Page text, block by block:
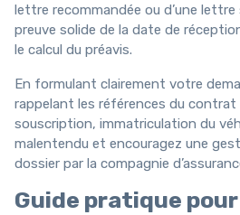
lettre recommandée ou d’une
preuve solide de la date de
le calcul du préavis.
En formulant clairement votre
rappelant les références du contrat
souscription, immatriculation du
malentendu et encouragez une
dossier par la compagnie
Guide pratique